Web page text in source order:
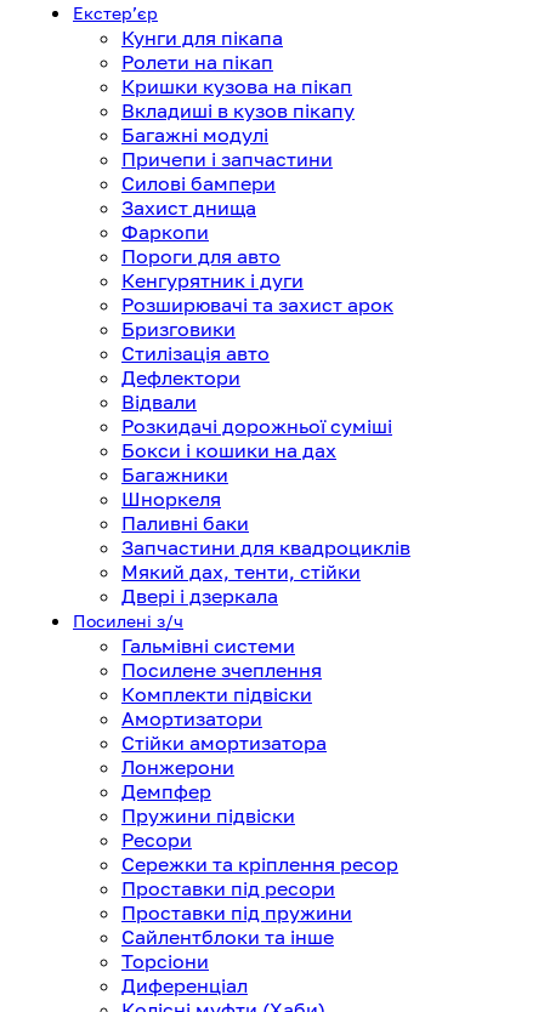
Екстерʼєр
Кунги для пікапа
Ролети на пікап
Кришки кузова на пікап
Вкладиші в кузов пікапу
Багажні модулі
Причепи і запчастини
Силові бампери
Захист днища
Фаркопи
Пороги для авто
Кенгурятник і дуги
Розширювачі та захист арок
Бризговики
Стилізація авто
Дефлектори
Відвали
Розкидачі дорожньої суміші
Бокси і кошики на дах
Багажники
Шноркеля
Паливні баки
Запчастини для квадроциклів
Мякий дах, тенти, стійки
Двері і дзеркала
Посилені з/ч
Гальмівні системи
Посилене зчеплення
Комплекти підвіски
Амортизатори
Стійки амортизатора
Лонжерони
Демпфер
Пружини підвіски
Ресори
Сережки та кріплення ресор
Проставки під ресори
Проставки під пружини
Сайлентблоки та інше
Торсіони
Диференціал